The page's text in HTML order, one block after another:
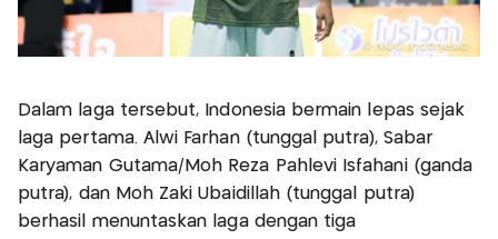
Dalam laga tersebut, Indonesia bermain lepas sejak
laga pertama. Alwi Farhan (tunggal putra), Sabar
Karyaman Gutama/Moh Reza Pahlevi Isfahani (ganda
putra), dan Moh Zaki Ubaidillah (tunggal putra)
berhasil menuntaskan laga dengan tiga